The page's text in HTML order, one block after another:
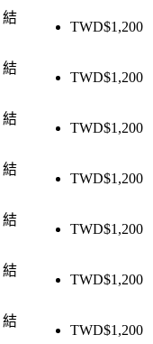
結
TWD$1,200
結
TWD$1,200
結
TWD$1,200
結
TWD$1,200
結
TWD$1,200
結
TWD$1,200
結
TWD$1,200